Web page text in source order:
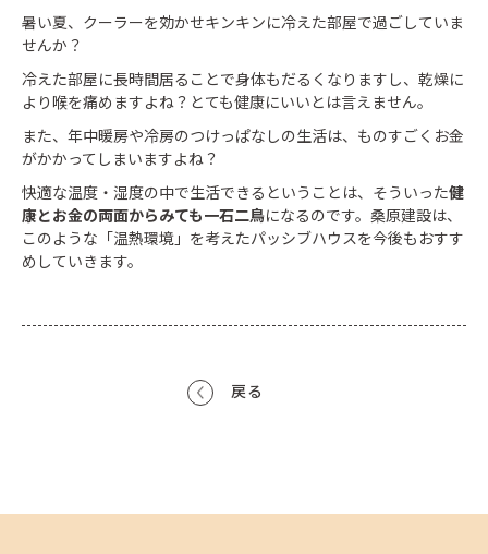
暑い夏、クーラーを効かせキンキンに冷えた部屋で過ごしていま
せんか？
冷えた部屋に長時間居ることで身体もだるくなりますし、乾燥に
より喉を痛めますよね？とても健康にいいとは言えません。
また、年中暖房や冷房のつけっぱなしの生活は、ものすごくお金
がかかってしまいますよね？
快適な温度・湿度の中で生活できるということは、そういった健
康とお金の両面からみても一石二鳥になるのです。桑原建設は、
このような「温熱環境」を考えたパッシブハウスを今後もおすす
めしていきます。
戻る